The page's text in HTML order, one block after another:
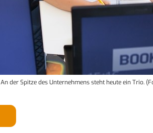
An der Spitze des Unternehmens steht heute ein Trio.